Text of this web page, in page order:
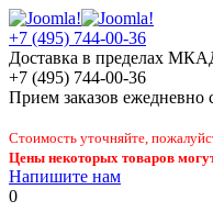
+7 (495) 744-00-36
Доставка в пределах
+7 (495) 744-00-36
Прием заказов ежедневно
Стоимость уточняйте,
Цены некоторых товаров
Напишите нам
0